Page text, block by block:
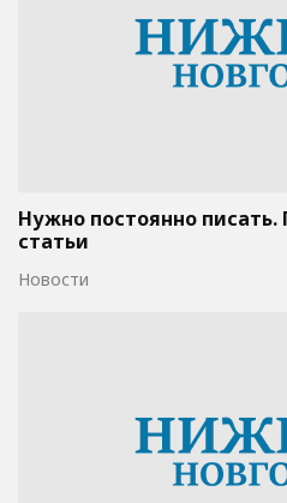
Нужно постоянно
статьи
Новости